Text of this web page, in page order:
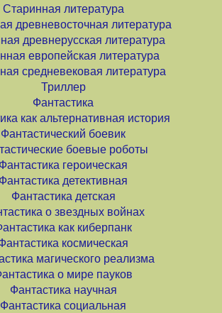
Старинная литература
древневосточная литература
древнерусская литература
европейская литература
средневековая литература
Триллер
Фантастика
как альтернативная история
Фантастический боевик
боевые роботы
Фантастика героическая
Фантастика детективная
Фантастика детская
о звездных войнах
как киберпанк
космическая
магического реализма
о мире пауков
Фантастика научная
Фантастика социальная